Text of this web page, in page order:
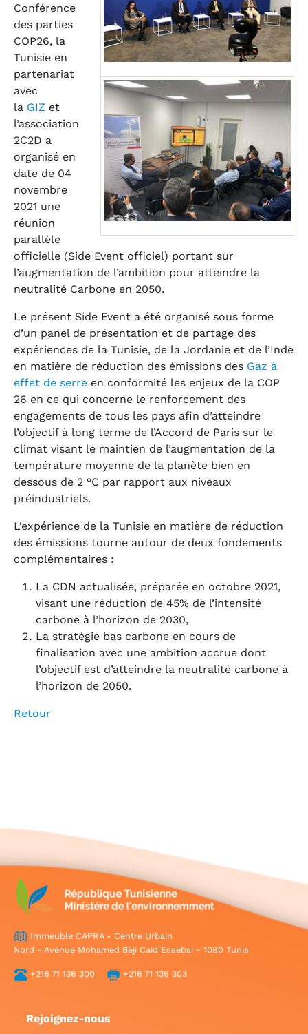
Conférence
des parties
COP26, la
Tunisie en
partenariat
avec
la GIZ et
l’association
2C2D a
organisé en
date de 04
novembre
2021 une
réunion
parallèle
officielle (Side Event officiel) portant sur
l’augmentation de l’ambition pour atteindre la
neutralité Carbone en 2050.
Le présent Side Event a été organisé sous forme
d’un panel de présentation et de partage des
expériences de la Tunisie, de la Jordanie et de l’Inde
en matière de réduction des émissions des Gaz à
effet de serre en conformité les enjeux de la COP
26 en ce qui concerne le renforcement des
engagements de tous les pays afin d’atteindre
l’objectif à long terme de l’Accord de Paris sur le
climat visant le maintien de l’augmentation de la
température moyenne de la planète bien en
dessous de 2 °C par rapport aux niveaux
préindustriels.
L’expérience de la Tunisie en matière de réduction
des émissions tourne autour de deux fondements
complémentaires :
La CDN actualisée, préparée en octobre 2021,
visant une réduction de 45% de l’intensité
carbone à l’horizon de 2030,
La stratégie bas carbone en cours de
finalisation avec une ambition accrue dont
l’objectif est d’atteindre la neutralité carbone à
l’horizon de 2050.
Retour
Immeuble CAPRA - Centre Urbain
Nord - Avenue Mohamed Béji Caïd Essebsi - 1080 Tunis
+216 71 136 300 +216 71 136 303
Rejoignez-nous